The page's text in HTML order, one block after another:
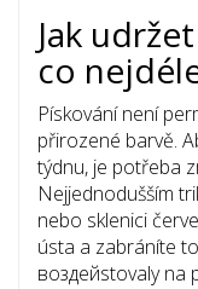
Jak
co
Pískování není
přirozené barvě.
týdnu, je potřeba
Nejjednodušším
nebo sklenici
ústa a zabráníte
воздейstovaly na